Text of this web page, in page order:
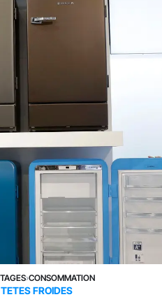
›CONSOMMATION
FROIDES